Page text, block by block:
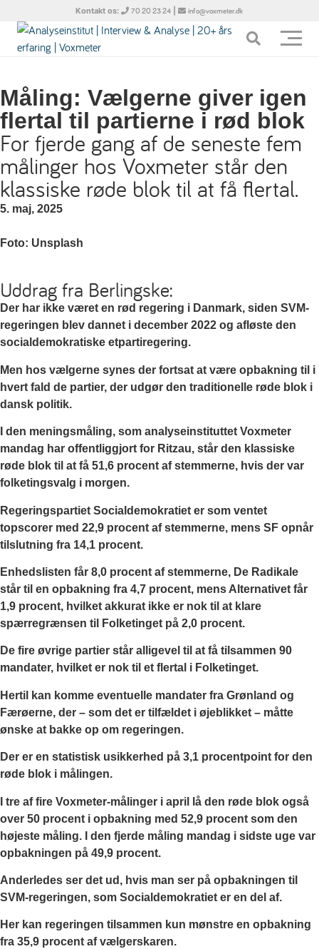
Kontakt os: 70 20 23 24 | info@voxmeter.dk
Måling: Vælgerne giver igen
flertal til partierne i rød blok
For fjerde gang af de seneste fem
målinger hos Voxmeter står den
klassiske røde blok til at få flertal.
5. maj, 2025
Foto: Unsplash
Uddrag fra Berlingske:
Der har ikke været en rød regering i Danmark, siden SVM-
regeringen blev dannet i december 2022 og afløste den
socialdemokratiske etpartiregering.
Men hos vælgerne synes der fortsat at være opbakning til i
hvert fald de partier, der udgør den traditionelle røde blok i
dansk politik.
I den meningsmåling, som analyseinstituttet Voxmeter
mandag har offentliggjort for Ritzau, står den klassiske
røde blok til at få 51,6 procent af stemmerne, hvis der var
folketingsvalg i morgen.
Regeringspartiet Socialdemokratiet er som ventet
topscorer med 22,9 procent af stemmerne, mens SF opnår
tilslutning fra 14,1 procent.
Enhedslisten får 8,0 procent af stemmerne, De Radikale
står til en opbakning fra 4,7 procent, mens Alternativet får
1,9 procent, hvilket akkurat ikke er nok til at klare
spærregrænsen til Folketinget på 2,0 procent.
De fire øvrige partier står alligevel til at få tilsammen 90
mandater, hvilket er nok til et flertal i Folketinget.
Hertil kan komme eventuelle mandater fra Grønland og
Færøerne, der – som det er tilfældet i øjeblikket – måtte
ønske at bakke op om regeringen.
Der er en statistisk usikkerhed på 3,1 procentpoint for den
røde blok i målingen.
I tre af fire Voxmeter-målinger i april lå den røde blok også
over 50 procent i opbakning med 52,9 procent som den
højeste måling. I den fjerde måling mandag i sidste uge var
opbakningen på 49,9 procent.
Anderledes ser det ud, hvis man ser på opbakningen til
SVM-regeringen, som Socialdemokratiet er en del af.
Her kan regeringen tilsammen kun mønstre en opbakning
fra 35,9 procent af vælgerskaren.